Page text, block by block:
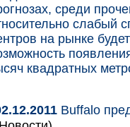
среди
слабый
на рынке
квадратных
Buffalo